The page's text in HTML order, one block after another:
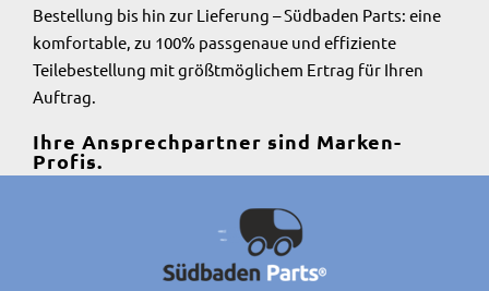
Bestellung bis hin zur Lieferung – Südbaden Parts: eine
komfortable, zu 100% passgenaue und effiziente
Teilebestellung mit größtmöglichem Ertrag für Ihren
Auftrag.
Ihre Ansprechpartner sind Marken-
Profis.